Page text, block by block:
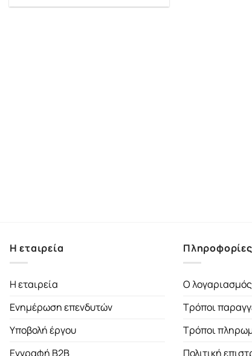
was: τιμή
Η εταιρεία
Η εταιρεία
Ενημέρωση επενδυτών
Υποβολή έργου
Εγγραφή B2B
Πληροφορίες
Ο
Τρόποι
Τρόποι
Πολιτική